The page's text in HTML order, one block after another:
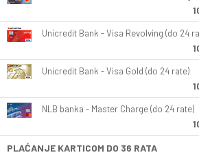
Unicredit Bank - Visa Revolving (do 24
Unicredit Bank - Visa Gold (do 24 rate)
NLB banka - Master Charge (do 24 rate)
PLAĆANJE KARTICOM DO 36 RATA